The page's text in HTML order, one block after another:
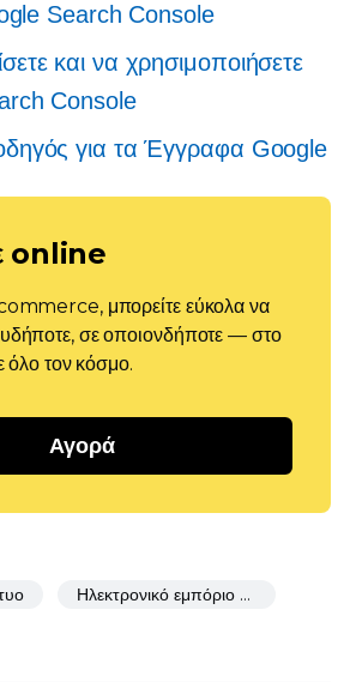
Search Console
και να χρησιμοποιήσετε
Console
για τα Έγγραφα Google
online
μπορείτε εύκολα να
σε οποιονδήποτε — στο
όλο τον κόσμο.
Αγορά
Ηλεκτρονικό εμπόριο για εστιατόρια